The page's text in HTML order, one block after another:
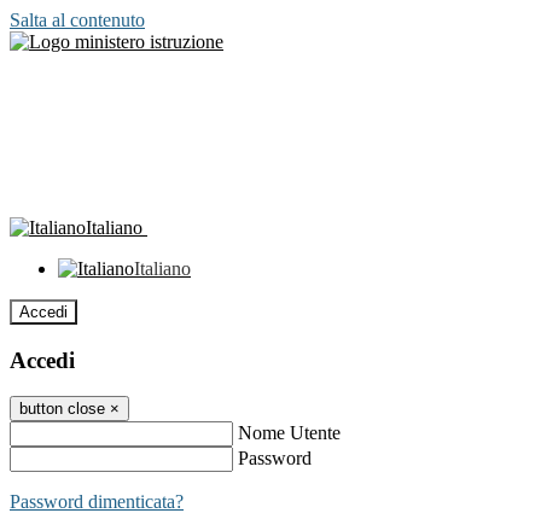
Salta al contenuto
Italiano
Italiano
Accedi
Accedi
button close ×
Nome Utente
Password
Password dimenticata?